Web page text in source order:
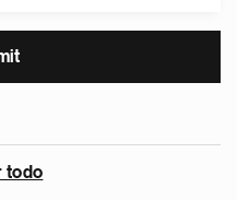
todo